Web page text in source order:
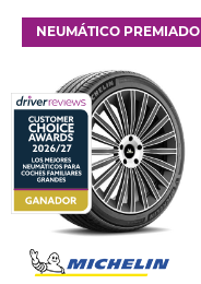
NEUMÁTICO